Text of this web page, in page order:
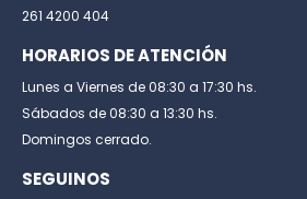
261 4200 404
HORARIOS DE ATENCIÓN
Lunes a Viernes de 08:30 a 17:30 hs.
Sábados de 08:30 a 13:30 hs.
Domingos cerrado.
SEGUINOS